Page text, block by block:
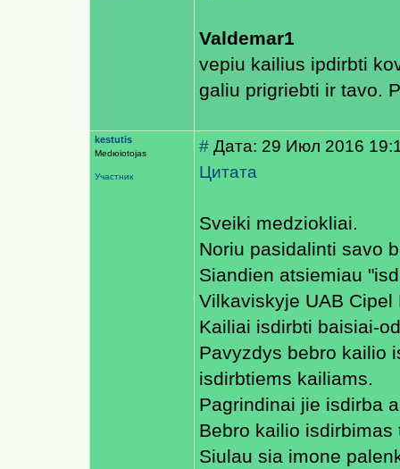
Valdemar1
veрiu kailius iрdirbti
galiu prigriebti ir tavo.
kestutis
Medюiotojas
Участник
# Дата: 29 Июл 2016
Цитата
Sveiki medziokliai.
Noriu pasidalinti savo
Siandien atsiemiau
Vilkaviskyje UAB Cipel
Kailiai isdirbti baisiai-
Pavyzdys bebro kailio
isdirbtiems kailiams.
Pagrindinai jie isdirba
Bebro kailio
Siulau sia imone